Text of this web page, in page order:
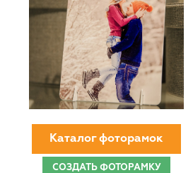
Каталог фоторамок
СОЗДАТЬ ФОТОРАМКУ